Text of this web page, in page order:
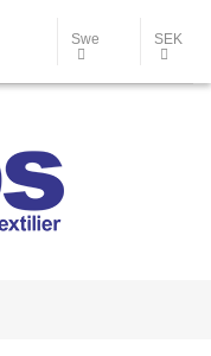
Swe SEK